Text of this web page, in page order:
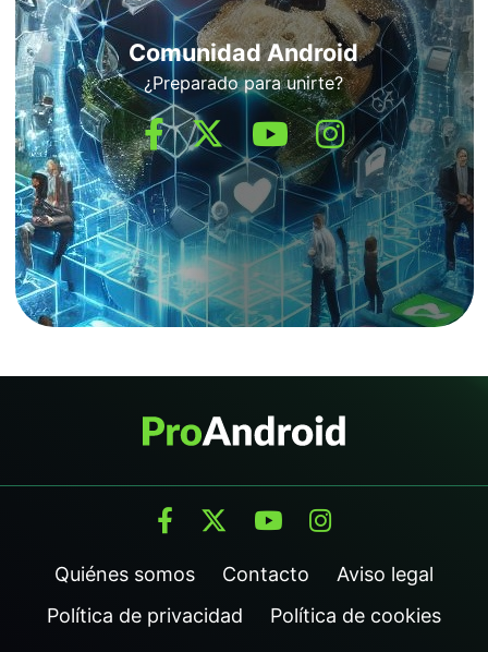
Comunidad Android
¿Preparado para unirte?
Quiénes somos Contacto
Aviso legal
Política de privacidad
Política de cookies